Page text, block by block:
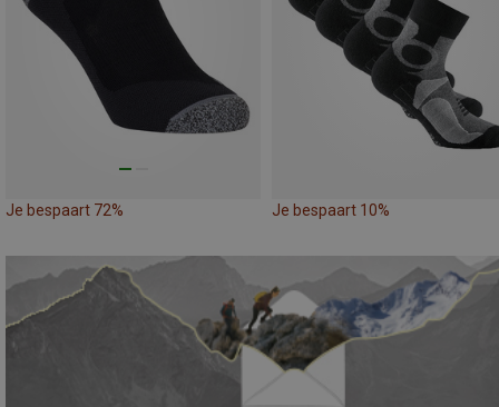
Je bespaart 72% Je bespaart 10%